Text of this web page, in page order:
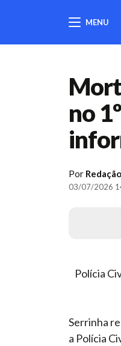
MENU
no
Por
03/07/2026
Polícia
Serrinha
a Polícia